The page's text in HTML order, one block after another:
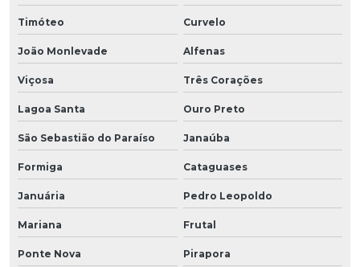
Timóteo Curvelo
João Monlevade Alfenas
Viçosa Três Corações
Lagoa Santa Ouro Preto
São Sebastião do Paraíso Janaúba
Formiga Cataguases
Januária Pedro Leopoldo
Mariana Frutal
Ponte Nova Pirapora